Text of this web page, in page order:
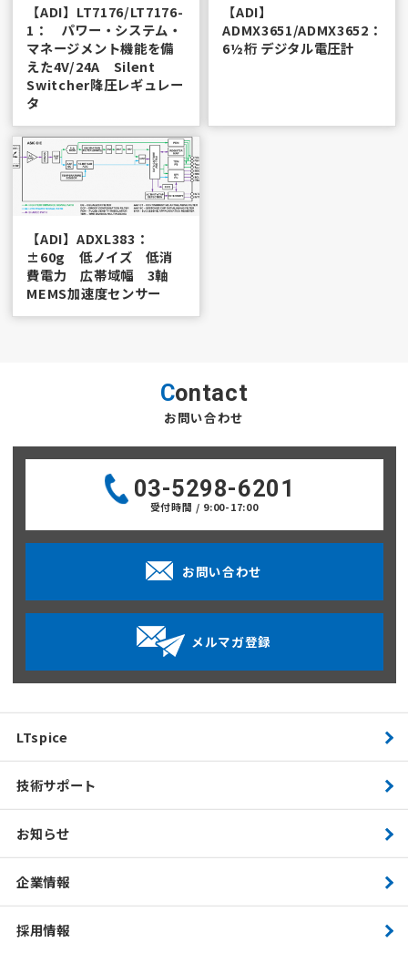
【ADI】LT7176/LT7176-
1： パワー・システム・
マネージメント機能を備
えた4V/24A Silent
Switcher降圧レギュレー
タ
【ADI】
ADMX3651/ADMX3652：
6½桁 デジタル電圧計
【ADI】ADXL383：
±60g 低ノイズ 低消
費電力 広帯域幅 3軸
MEMS加速度センサー
Contact
お問い合わせ
03-5298-6201
受付時間 / 9:00-17:00
お問い合わせ
メルマガ登録
LTspice
技術サポート
お知らせ
企業情報
採用情報